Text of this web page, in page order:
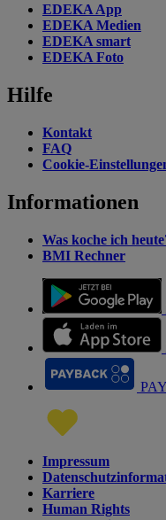
EDEKA App
EDEKA Medien
EDEKA smart
EDEKA Foto
Hilfe
Kontakt
FAQ
Cookie-
Informationen
Was koche ich
BMI Rechner
Impressum
Karriere
Human Rights